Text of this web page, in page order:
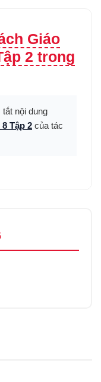
Giáo
2 trong
nội dung
Tập 2 của tác